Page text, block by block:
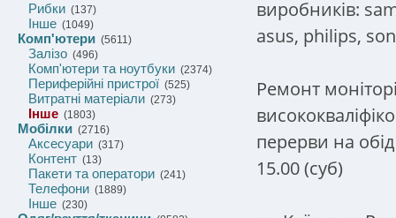
Рибки (137)
Інше (1049)
Комп'ютери (5611)
Залізо (496)
Комп'ютери та ноутбуки (2374)
Периферійні пристрої (525)
Витратні матеріали (273)
Інше (1803)
Мобілки (2716)
Аксесуари (317)
Контент (13)
Пакети та оператори (241)
Телефони (1889)
Інше (230)
виробників:
asus, philips,
Ремонт
перерви на
15.00 (суб)